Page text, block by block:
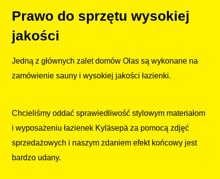
Prawo do sprzętu wysokiej
jakości
Jedną z głównych zalet domów Olas są wykonane na
zamówienie sauny i wysokiej jakości łazienki.
Chcieliśmy oddać sprawiedliwość stylowym materiałom
i wyposażeniu łazienek Kyläsepä za pomocą zdjęć
sprzedażowych i naszym zdaniem efekt końcowy jest
bardzo udany.